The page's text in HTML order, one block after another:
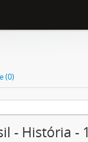
(0)
- História -